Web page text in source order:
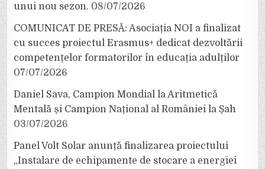
unui nou sezon. 08/07/2026
COMUNICAT DE PRESĂ: Asociația NOI a finalizat
cu succes proiectul Erasmus+ dedicat dezvoltării
competențelor formatorilor în educația adulților
07/07/2026
Daniel Sava, Campion Mondial la Aritmetică
Mentală și Campion Național al României la Șah
03/07/2026
Panel Volt Solar anunță finalizarea proiectului
„Instalare de echipamente de stocare a energiei